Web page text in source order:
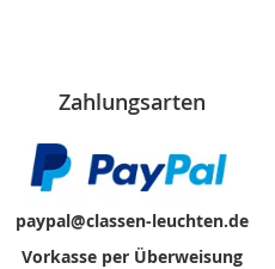
Zahlungsarten
paypal@classen-leuchten.de
Vorkasse per Überweisung